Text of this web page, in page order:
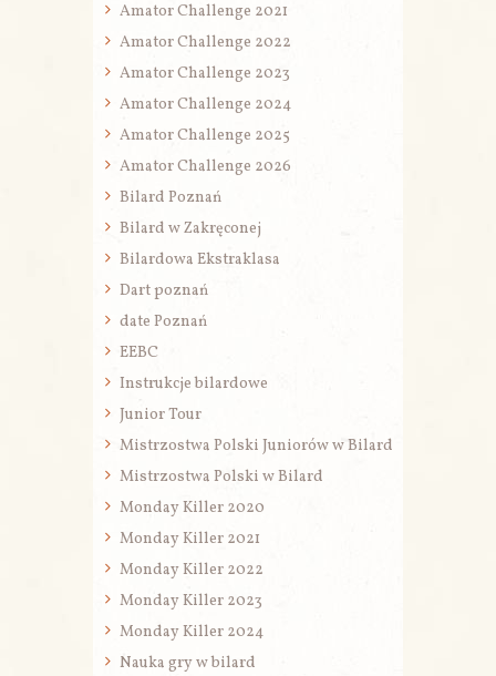
Amator Challenge 2021
Amator Challenge 2022
Amator Challenge 2023
Amator Challenge 2024
Amator Challenge 2025
Amator Challenge 2026
Bilard Poznań
Bilard w Zakręconej
Bilardowa Ekstraklasa
Dart poznań
date Poznań
EEBC
Instrukcje bilardowe
Junior Tour
Mistrzostwa Polski Juniorów w Bilard
Mistrzostwa Polski w Bilard
Monday Killer 2020
Monday Killer 2021
Monday Killer 2022
Monday Killer 2023
Monday Killer 2024
Nauka gry w bilard